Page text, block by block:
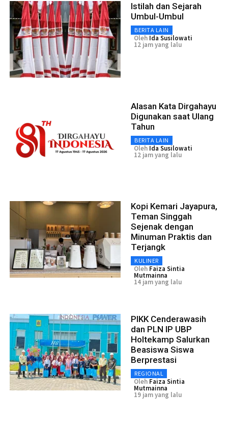
Istilah dan Sejarah
Umbul-Umbul
BERITA LAIN
Oleh Ida Susilowati
12 jam yang lalu
Alasan Kata Dirgahayu
Digunakan saat Ulang
Tahun
BERITA LAIN
Oleh Ida Susilowati
12 jam yang lalu
Kopi Kemari Jayapura,
Teman Singgah
Sejenak dengan
Minuman Praktis dan
Terjangk
KULINER
Oleh Faiza Sintia
Mutmainna
14 jam yang lalu
PIKK Cenderawasih
dan PLN IP UBP
Holtekamp Salurkan
Beasiswa Siswa
Berprestasi
REGIONAL
Oleh Faiza Sintia
Mutmainna
19 jam yang lalu